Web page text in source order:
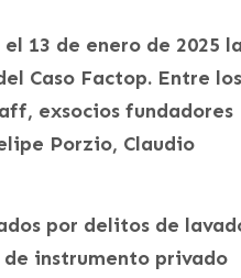
13 de enero de 2025 la
Caso Factop. Entre los
exsocios fundadores
Porzio, Claudio
por delitos de
instrumento privado